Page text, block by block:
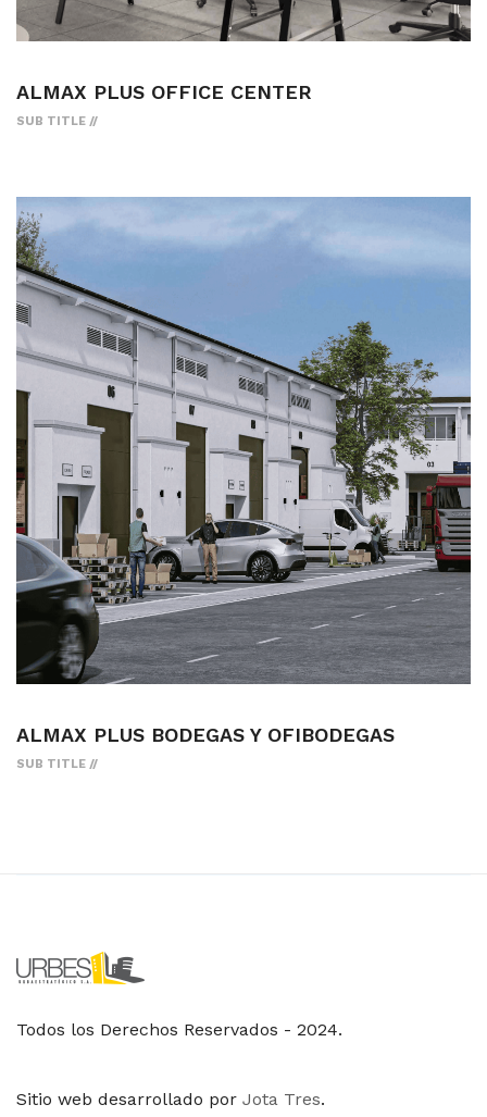
ALMAX PLUS OFFICE CENTER
SUB TITLE
ALMAX PLUS BODEGAS Y OFIBODEGAS
SUB TITLE
Todos los Derechos Reservados - 2024.
Sitio web desarrollado por Jota Tres.